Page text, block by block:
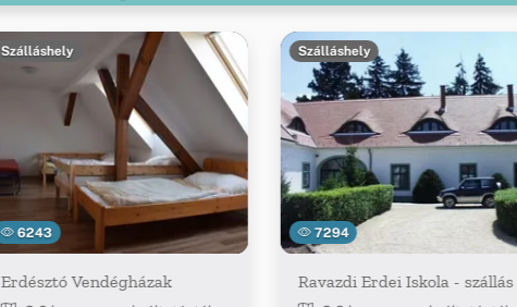
6243
Szálláshely
Erdésztó Vendégházak
7294
Szálláshely
Ravazdi Erdei Iskola - szállás